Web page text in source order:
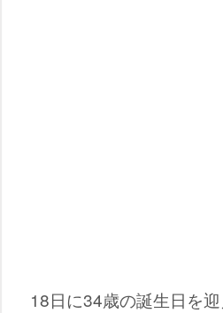
18日に34歳の誕生日を